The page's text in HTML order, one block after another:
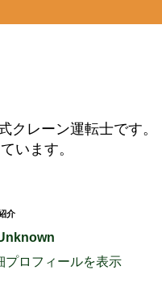
レーン運転士です。
います。
介
プロフィールを表示